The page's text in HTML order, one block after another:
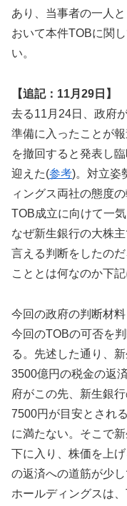
あり、当事者の一人
おいて本件TOBに関
い。
【追記：11月29日】
去る11月24日、政府
準備に入ったことが
を撤回すると発表し
迎えた(参考)。対立姿
ィングス両社の態度
TOB成立に向けて一
なぜ新生銀行の大株
言える判断をしたの
こととは何なのか下記
今回の政府の判断材
今回のTOBの可否を
る。先述した通り、
3500億円の税金の返
府がこの先、新生銀
7500円が目安とされ
に満たない。そこで
下に入り、株価を上
の返済への道筋が少
ホールディングスは